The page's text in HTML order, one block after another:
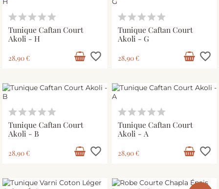
Tunique Caftan Court
Akoli - H
28,90 € favorite_border
Tunique Caftan Court
Akoli - G
28,90 € favorite_border
Tunique Caftan Court
Akoli - B
28,90 € favorite_border
Tunique Caftan Court
Akoli - A
28,90 € favorite_border